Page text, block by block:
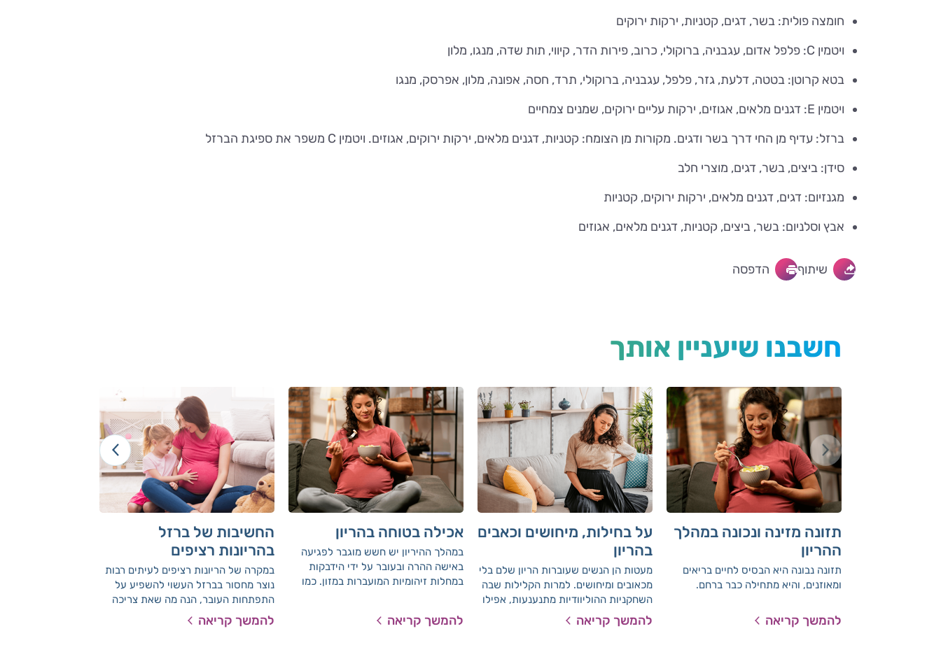
חומצה פולית: בשר, דגים, קטניות, ירקות ירוקים
ויטמין C: פלפל אדום, עגבניה, ברוקולי, כרוב, פירות הדר, קיווי, תות שדה, מנגו, מלון
בטא קרוטן: בטטה, דלעת, גזר, פלפל, עגבניה, ברוקולי, תרד, חסה, אפונה, מלון, אפרסק, מנגו
ויטמין E: דגנים מלאים, אגוזים, ירקות עליים ירוקים, שמנים צמחיים
ברזל: עדיף מן החי דרך בשר ודגים. מקורות מן הצומח: קטניות, דגנים מלאים, ירקות ירוקים, אגוזים. ויטמין C משפר את ספיגת הברזל
סידן: ביצים, בשר, דגים, מוצרי חלב
מגנזיום: דגים, דגנים מלאים, ירקות ירוקים, קטניות
אבץ וסלניום: בשר, ביצים, קטניות, דגנים מלאים, אגוזים
שיתוף הדפסה
חשבנו שיעניין אותך
תזונה מזינה ונכונה במהלך
ההריון
תזונה נבונה היא הבסיס לחיים בריאים
ומאוזנים, והיא מתחילה כבר ברחם.
להמשך קריאה
על בחילות, מיחושים וכאבים
בהריון
מעטות הן הנשים שעוברות הריון שלם בלי
מכאובים ומיחושים. למרות הקלילות שבה
השחקניות ההוליוודיות מתנענעות, אפילו
בסוף חודש תשיעי, נדירות הן הנשים
האמיתיות שעוברות הריון שלם בלי
להמשך קריאה
אכילה בטוחה בהריון
במהלך ההיריון יש חשש מוגבר לפגיעה
באישה ההרה ובעובר על ידי הידבקות
במחלות זיהומיות המועברות במזון. כמו
שלהלן תפחית סיכונים אלו.
להמשך קריאה
החשיבות של ברזל
בהריונות רציפים
במקרה של הריונות רציפים לעיתים רבות
נוצר מחסור בברזל העשוי להשפיע על
התפתחות העובר, הנה מה שאת צריכה
לדעת
להמשך קריאה